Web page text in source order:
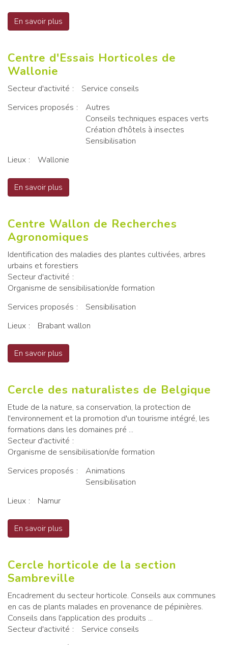
En savoir plus
Centre d'Essais Horticoles de
Wallonie
Secteur d'activité
Service conseils
Services proposés
Autres
Conseils techniques espaces verts
Création d'hôtels à insectes
Sensibilisation
Lieux
Wallonie
En savoir plus
Centre Wallon de Recherches
Agronomiques
Identification des maladies des plantes cultivées, arbres
urbains et forestiers
Secteur d'activité
Organisme de sensibilisation/de formation
Services proposés
Sensibilisation
Lieux
Brabant wallon
En savoir plus
Cercle des naturalistes de Belgique
Etude de la nature, sa conservation, la protection de
l'environnement et la promotion d'un tourisme intégré, les
formations dans les domaines pré ...
Secteur d'activité
Organisme de sensibilisation/de formation
Services proposés
Animations
Sensibilisation
Lieux
Namur
En savoir plus
Cercle horticole de la section
Sambreville
Encadrement du secteur horticole. Conseils aux communes
en cas de plants malades en provenance de pépinières.
Conseils dans l'application des produits ...
Secteur d'activité
Service conseils